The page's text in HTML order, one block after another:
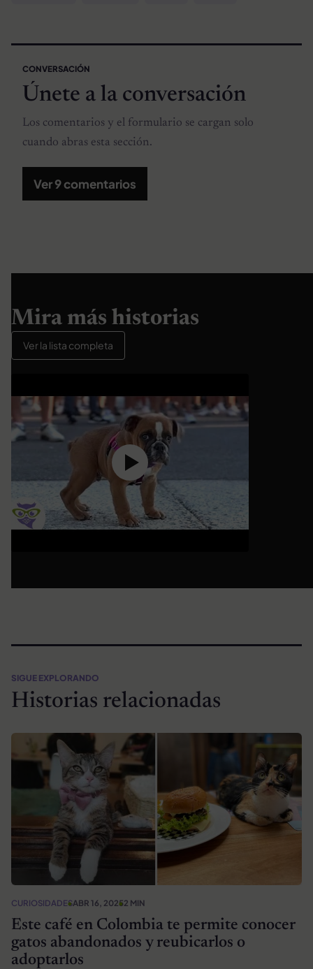
CONVERSACIÓN
Únete a la conversación
Los comentarios y el formulario se cargan solo
cuando abras esta sección.
Ver 9 comentarios
Mira más historias
Ver la lista completa
SIGUE EXPLORANDO
Historias relacionadas
CURIOSIDADESABR 16, 20252 MIN
Este café en Colombia te permite conocer
gatos abandonados y reubicarlos o
adoptarlos